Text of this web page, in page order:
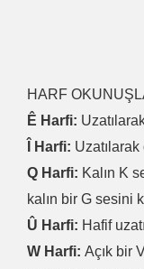
HARF
Ê Harfi:
Î Harfi:
Q Harfi: Kalın K
kalın bir G sesini
Û Harfi: Hafif
W Harfi: Açık bir